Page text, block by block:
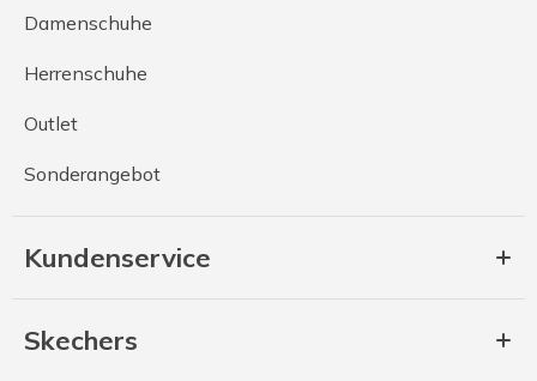
Damenschuhe
Herrenschuhe
Outlet
Sonderangebot
Kundenservice
Skechers